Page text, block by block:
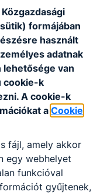
szakképzési
szintű
azonos
vizsgatárgyak
kerül
formájában
használt
adatnak
lehetősége van
cookie-k
A cookie-k
aCookie
fájl, amely akkor
egy webhelyet
funkcióval
gyűjtenek,